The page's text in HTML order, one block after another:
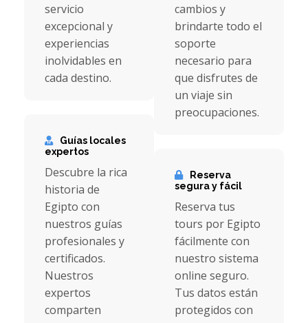
servicio
excepcional y
experiencias
inolvidables en
cada destino.
Guías locales
expertos
Descubre la rica
historia de
Egipto con
nuestros guías
profesionales y
certificados.
Nuestros
expertos
comparten
cambios y
brindarte todo el
soporte
necesario para
que disfrutes de
un viaje sin
preocupaciones.
Reserva
segura y fácil
Reserva tus
tours por Egipto
fácilmente con
nuestro sistema
online seguro.
Tus datos están
protegidos con